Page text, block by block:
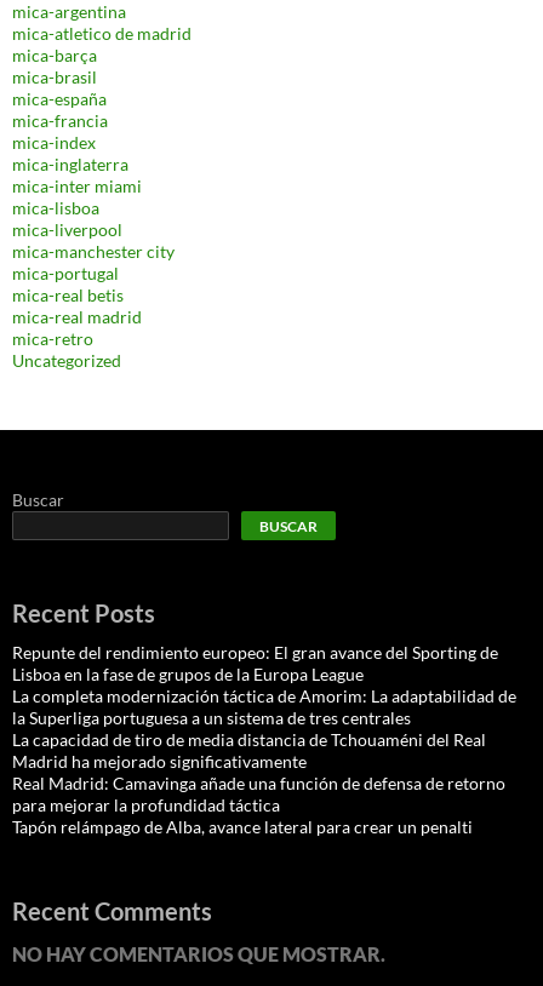
mica-argentina
mica-atletico de madrid
mica-barça
mica-brasil
mica-españa
mica-francia
mica-index
mica-inglaterra
mica-inter miami
mica-lisboa
mica-liverpool
mica-manchester city
mica-portugal
mica-real betis
mica-real madrid
mica-retro
Uncategorized
Buscar
BUSCAR
Recent Posts
Repunte del rendimiento europeo: El gran avance del Sporting de
Lisboa en la fase de grupos de la Europa League
La completa modernización táctica de Amorim: La adaptabilidad de
la Superliga portuguesa a un sistema de tres centrales
La capacidad de tiro de media distancia de Tchouaméni del Real
Madrid ha mejorado significativamente
Real Madrid: Camavinga añade una función de defensa de retorno
para mejorar la profundidad táctica
Tapón relámpago de Alba, avance lateral para crear un penalti
Recent Comments
NO HAY COMENTARIOS QUE MOSTRAR.